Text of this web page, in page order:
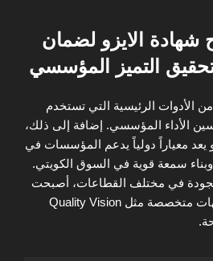
الايزو لضمان
التميز المؤسسي
الأدوات الرئيسية التي تستخدم
الأداء المؤسسي. إضافة إلى ذلك،
يعد معياراً دولياً يدعم المؤسسات في
سمعة قوية في السوق الكويتي.
في مختلف القطاعات، أصبحت
الحاجة إلى التعاون مع جهات متخصصة مثل Quality Vision